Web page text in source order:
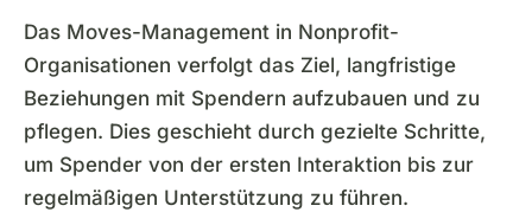
Das Moves-Management in Nonprofit-
Organisationen verfolgt das Ziel, langfristige
Beziehungen mit Spendern aufzubauen und zu
pflegen. Dies geschieht durch gezielte Schritte,
um Spender von der ersten Interaktion bis zur
regelmäßigen Unterstützung zu führen.